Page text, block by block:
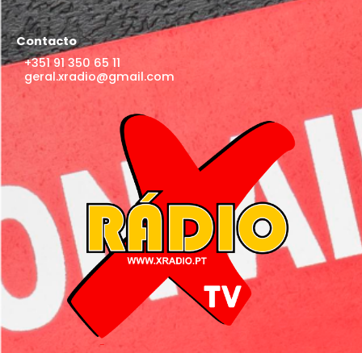
Contacto
+351 91 350 65 11
geral.xradio@gmail.com